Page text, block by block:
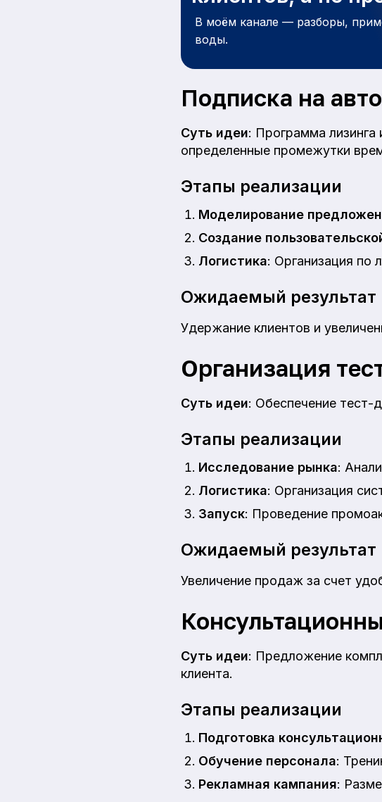
В моём канале — разборы,
воды.
Подписка на
Суть идеи: Программа
определенные промежутки
Этапы реализации
Моделирование
Создание
Логистика: Организация по
Ожидаемый результат
Удержание клиентов и
Организация
Суть идеи: Обеспечение тест-
Этапы реализации
Исследование рынка:
Логистика: Организация
Запуск: Проведение
Ожидаемый результат
Увеличение продаж за счет
Суть идеи: Предложение
клиента.
Этапы реализации
Подготовка
Обучение персонала:
Рекламная кампания: